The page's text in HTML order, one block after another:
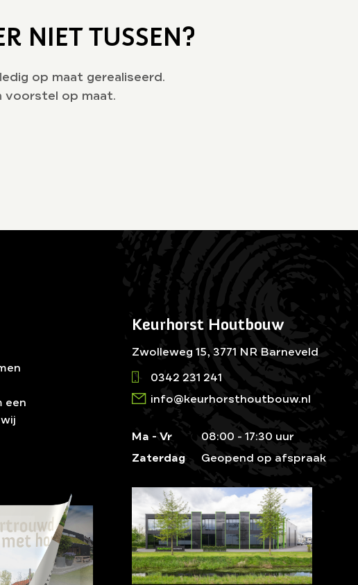
NIET TUSSEN?
op maat gerealiseerd.
voorstel op maat.
een
Keurhorst Houtbouw
Zwolleweg 15, 3771 NR Barneveld
0342 231 241
info@keurhorsthoutbouw.nl
Ma - Vr
08:00 - 17:30 uur
Zaterdag
Geopend op afspraak